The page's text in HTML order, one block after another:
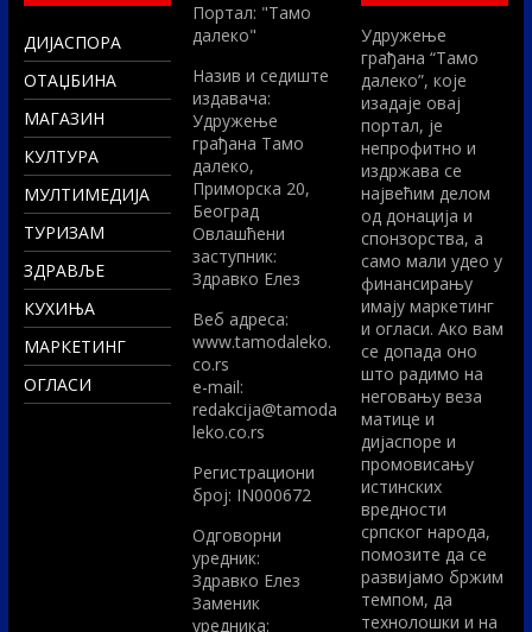
ДИЈАСПОРА
ОТАЏБИНА
МАГАЗИН
КУЛТУРА
МУЛТИМЕДИЈА
ТУРИЗАМ
ЗДРАВЉЕ
КУХИЊА
МАРКЕТИНГ
ОГЛАСИ
Портал: "Тамо
далеко"
Назив и седиште
издавача:
Удружење
грађана Тамо
далеко,
Приморска 20,
Београд
Овлашћени
заступник:
Здравко Елез
Вeб адреса:
www.tamodaleko.
co.rs
e-mail:
redakcija@tamoda
leko.co.rs
Регистрациони
број: IN000672
Одговорни
уредник:
Здравко Елез
Заменик
уредника:
Удружење
грађана “Тамо
далеко”, које
изадаје овај
портал, је
непрофитно и
издржава се
највећим делом
од донација и
спонзорства, а
само мали удео у
финансирању
имају маркетинг
и огласи. Ако вам
се допада оно
што радимо на
неговању веза
матице и
дијаспоре и
промовисању
истинских
вредности
српског народа,
помозите да се
развијамо бржим
темпом, да
технолошки и на